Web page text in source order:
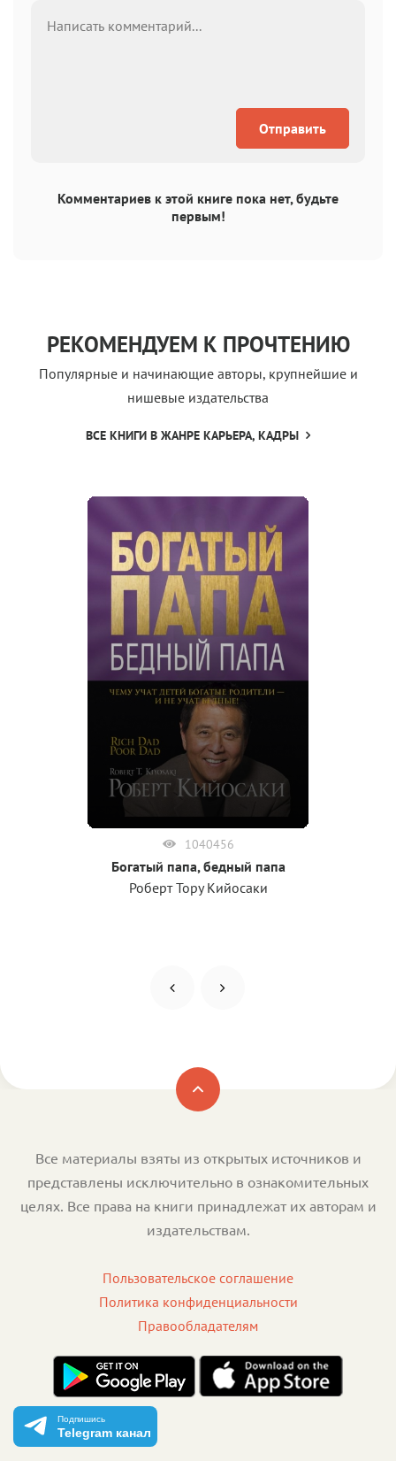
Отправить
Комментариев к этой книге пока нет, будьте
первым!
РЕКОМЕНДУЕМ К ПРОЧТЕНИЮ
Популярные и начинающие авторы, крупнейшие и
нишевые издательства
ВСЕ КНИГИ В ЖАНРЕ КАРЬЕРА, КАДРЫ
1040456
Богатый папа, бедный папа
Роберт Тору Кийосаки
Все материалы взяты из открытых источников и
представлены исключительно в ознакомительных
целях. Все права на книги принадлежат их авторам и
издательствам.
Пользовательское соглашение
Политика конфиденциальности
Правообладателям
Подпишись
Telegram канал